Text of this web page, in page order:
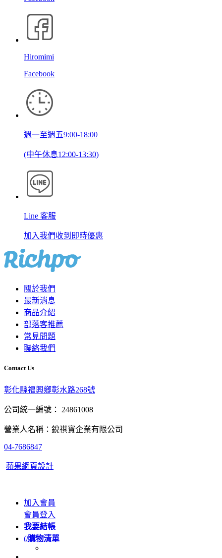
Hiromimi
Facebook
週一至週五9:00-18:00
(中午休息12:00-13:30)
Line 客服
加入我們收到即時優惠
關於我們
最新消息
商品介紹
部落客推薦
常見問題
聯絡我們
Contact Us
彰化縣福興鄉彰水路268號
公司統一編號： 24861008
營業人名稱：銳祺寶企業有限公司
04-7686847
蘋果網頁設計
加入會員
會員登入
我要結帳
0購物清單